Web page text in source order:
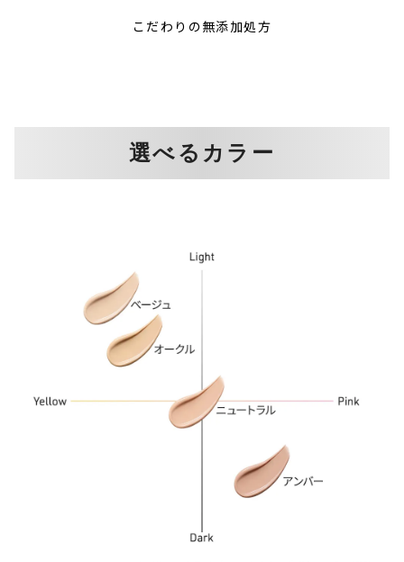
こだわりの無添加処方
選べるカラー